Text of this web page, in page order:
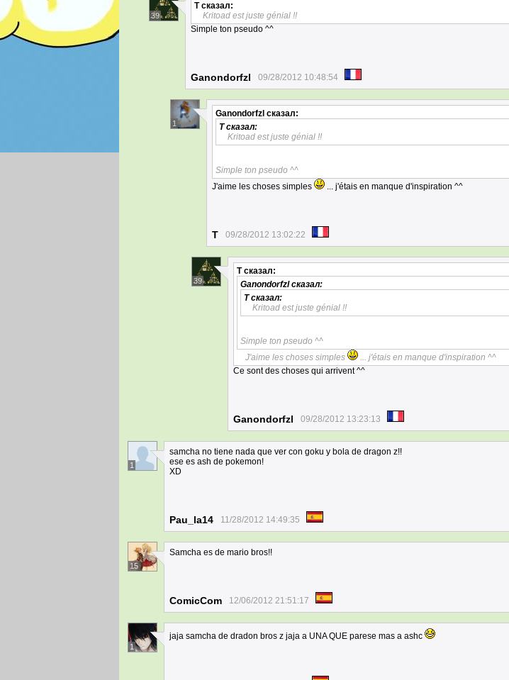
39
Tсказал:
Kritoad est juste génial !!
Simple ton pseudo ^^
Ganondorfzl 09/28/2012 10:48:54
1
Ganondorfzl сказал:
Tсказал:
Kritoad est juste génial !!
Simple ton pseudo ^^
J'aime les choses simples
... j'étais en manque d'inspiration ^^
T 09/28/2012 13:02:22
39
Tсказал:
Ganondorfzlсказал:
Tсказал:
Kritoad est juste génial !!
Simple ton pseudo ^^
J'aime les choses simples
... j'étais en manque d'inspiration ^^
Ce sont des choses qui arrivent ^^
Ganondorfzl 09/28/2012 13:23:13
1
samcha no tiene nada que ver con goku y bola de dragon z!!
ese es ash de pokemon!
XD
Pau_la14 11/28/2012 14:49:35
15
Samcha es de mario bros!!
ComicCom 12/06/2012 21:51:17
1
jaja samcha de dradon bros z jaja a UNA QUE parese mas a ashc